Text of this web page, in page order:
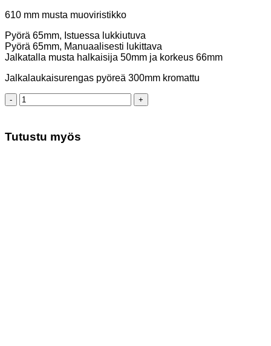
610 mm musta muoviristikko
Pyörä 65mm, Istuessa lukkiutuva
Pyörä 65mm, Manuaalisesti lukittava
Jalkatalla musta halkaisija 50mm ja korkeus 66mm
Jalkalaukaisurengas pyöreä 300mm kromattu
Pilleri
kangas
Tutustu myös